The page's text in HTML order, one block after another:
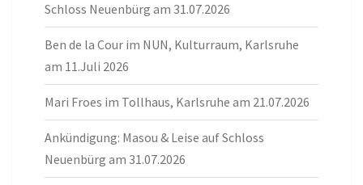
Schloss Neuenbürg am 31.07.2026
Ben de la Cour im NUN, Kulturraum, Karlsruhe
am 11.Juli 2026
Mari Froes im Tollhaus, Karlsruhe am 21.07.2026
Ankündigung: Masou & Leise auf Schloss
Neuenbürg am 31.07.2026